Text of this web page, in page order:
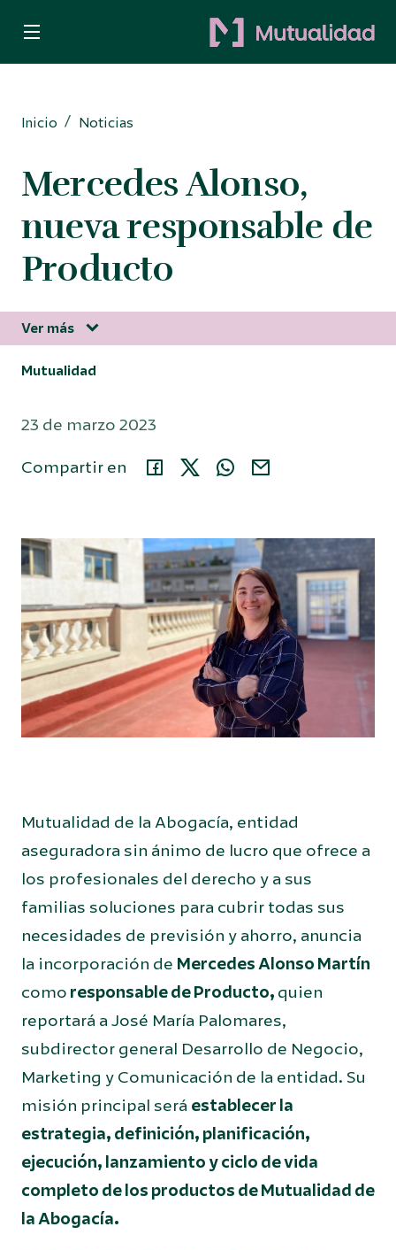
Para Autónomos
Área privada
914 35 24 86
Español
Inicio
Noticias
Mercedes Alonso,
nueva responsable de
Producto
Ver más
Mutualidad
23 de marzo 2023
Compartir en
Mutualidad de la Abogacía, entidad
aseguradora sin ánimo de lucro que ofrece a
los profesionales del derecho y a sus
familias soluciones para cubrir todas sus
necesidades de previsión y ahorro, anuncia
la incorporación de Mercedes Alonso Martín
como responsable de Producto, quien
reportará a José María Palomares,
subdirector general Desarrollo de Negocio,
Marketing y Comunicación de la entidad. Su
misión principal será establecer la
estrategia, definición, planificación,
ejecución, lanzamiento y ciclo de vida
completo de los productos de Mutualidad de
la Abogacía.